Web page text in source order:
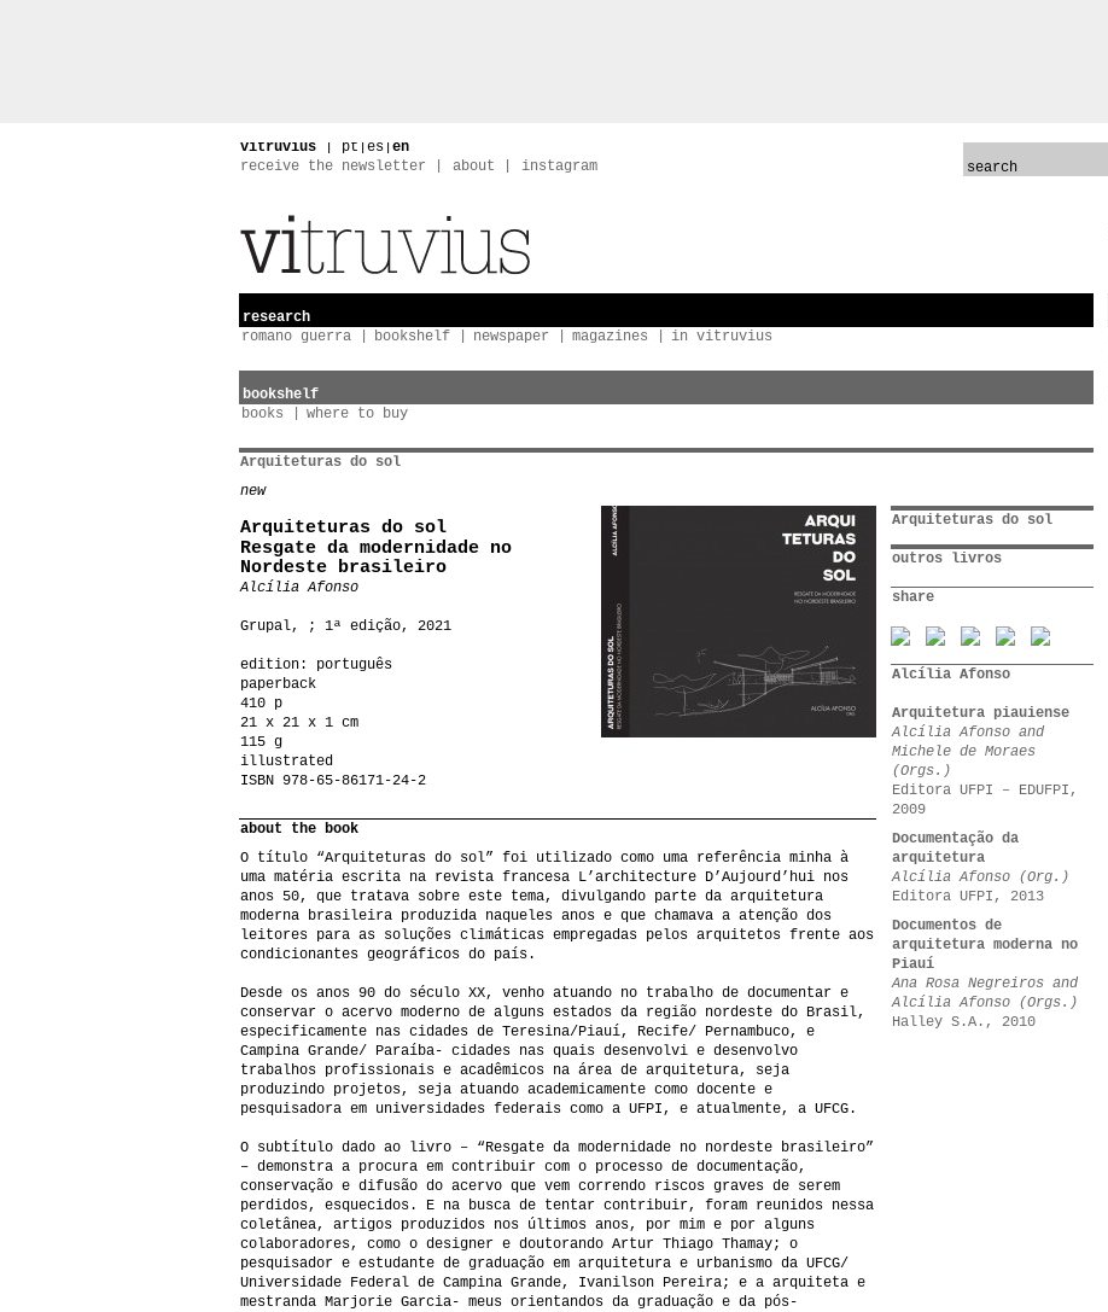
vitruvius | pt | es | en
receive the newsletter
about instagram
research
romano guerra
bookshelf newspaper magazines in vitruvius
bookshelf
books
where to buy
Arquiteturas do sol
new
Arquiteturas do sol
Resgate da modernidade no
Nordeste brasileiro
Alcília Afonso
Grupal, ; 1ª edição, 2021
edition: português
paperback
410 p
21 x 21 x 1 cm
115 g
illustrated
ISBN 978-65-86171-24-2
about the book
O título “Arquiteturas do sol” foi utilizado como uma referência minha à
uma matéria escrita na revista francesa L’architecture D’Aujourd’hui nos
anos 50, que tratava sobre este tema, divulgando parte da arquitetura
moderna brasileira produzida naqueles anos e que chamava a atenção dos
leitores para as soluções climáticas empregadas pelos arquitetos frente aos
condicionantes geográficos do país.
Desde os anos 90 do século XX, venho atuando no trabalho de documentar e
conservar o acervo moderno de alguns estados da região nordeste do Brasil,
especificamente nas cidades de Teresina/Piauí, Recife/ Pernambuco, e
Campina Grande/ Paraíba- cidades nas quais desenvolvi e desenvolvo
trabalhos profissionais e acadêmicos na área de arquitetura, seja
produzindo projetos, seja atuando academicamente como docente e
pesquisadora em universidades federais como a UFPI, e atualmente, a UFCG.
O subtítulo dado ao livro – “Resgate da modernidade no nordeste brasileiro”
– demonstra a procura em contribuir com o processo de documentação,
conservação e difusão do acervo que vem correndo riscos graves de serem
perdidos, esquecidos. E na busca de tentar contribuir, foram reunidos nessa
coletânea, artigos produzidos nos últimos anos, por mim e por alguns
colaboradores, como o designer e doutorando Artur Thiago Thamay; o
pesquisador e estudante de graduação em arquitetura e urbanismo da UFCG/
Universidade Federal de Campina Grande, Ivanilson Pereira; e a arquiteta e
mestranda Marjorie Garcia- meus orientandos da graduação e da pós-
Arquiteturas do sol
outros livros
share
Alcília Afonso
Arquitetura piauiense
Alcília Afonso and
Michele de Moraes
(Orgs.)
Editora UFPI – EDUFPI,
2009
Documentação da
arquitetura
Alcília Afonso (Org.)
Editora UFPI, 2013
Documentos de
arquitetura moderna no
Piauí
Ana Rosa Negreiros and
Alcília Afonso (Orgs.)
Halley S.A., 2010